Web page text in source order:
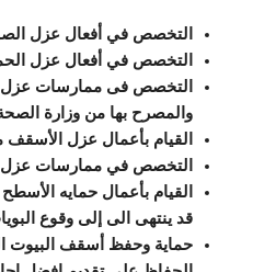
التخصص في أفعال عزل
التخصص في أفعال عزل
التخصص فى ممارسات عزل
والمصرح بها من وزارة
القيام بأعمال عزل الأسقف
التخصص في ممارسات عزل
القيام بأعمال حمايه
قد ينتهى الى إلى وقوع
حماية وحفظ أسقف البيوت